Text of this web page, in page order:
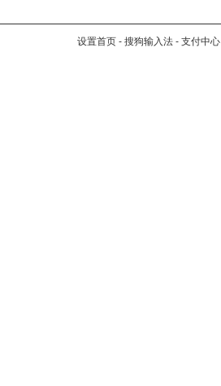
设置首页 - 搜狗输入法 - 支付中心